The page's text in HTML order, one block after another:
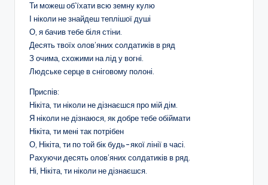
Ти можеш об’їхати всю земну кулю
І ніколи не знайдеш теплішої душі
О, я бачив тебе біля стіни.
Десять твоїх олов’яних солдатиків в ряд
З очима, схожими на лід у вогні.
Людське серце в сніговому полоні.
Приспів:
Нікіта, ти ніколи не дізнаєшся про мій дім.
Я ніколи не дізнаюся, як добре тебе обіймати
Нікіта, ти мені так потрібен
О, Нікіта, ти по той бік будь-якої лінії в часі.
Рахуючи десять олов’яних солдатиків в ряд.
Ні, Нікіта, ти ніколи не дізнаєшся.